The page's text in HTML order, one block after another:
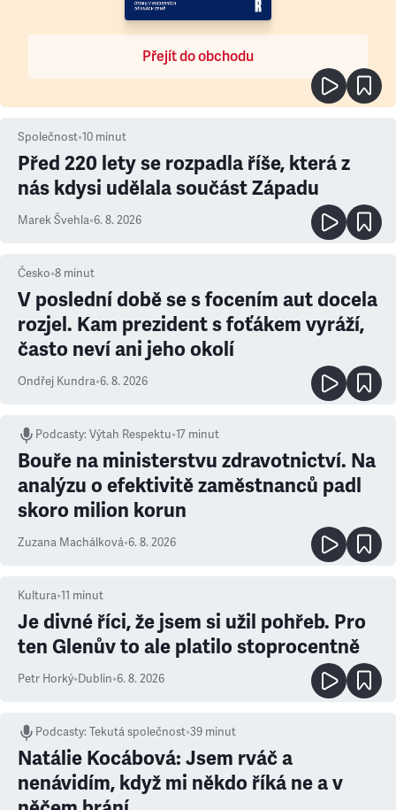
Přejít do obchodu
Společnost•10 minut
Před 220 lety se rozpadla říše, která z
nás kdysi udělala součást Západu
Marek Švehla•6. 8. 2026
Česko•8 minut
V poslední době se s focením aut docela
rozjel. Kam prezident s foťákem vyráží,
často neví ani jeho okolí
Ondřej Kundra•6. 8. 2026
Podcasty:Výtah Respektu•17 minut
Bouře na ministerstvu zdravotnictví. Na
analýzu o efektivitě zaměstnanců padl
skoro milion korun
Zuzana Machálková•6. 8. 2026
Kultura•11 minut
Je divné říci, že jsem si užil pohřeb. Pro
ten Glenův to ale platilo stoprocentně
Petr Horký•Dublin•6. 8. 2026
Podcasty:Tekutá společnost•39 minut
Natálie Kocábová: Jsem rváč a
nenávidím, když mi někdo říká ne a v